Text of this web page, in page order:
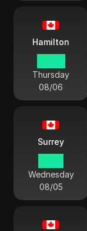
Hamilton
Thursday
08/06
Surrey
Wednesday
08/05